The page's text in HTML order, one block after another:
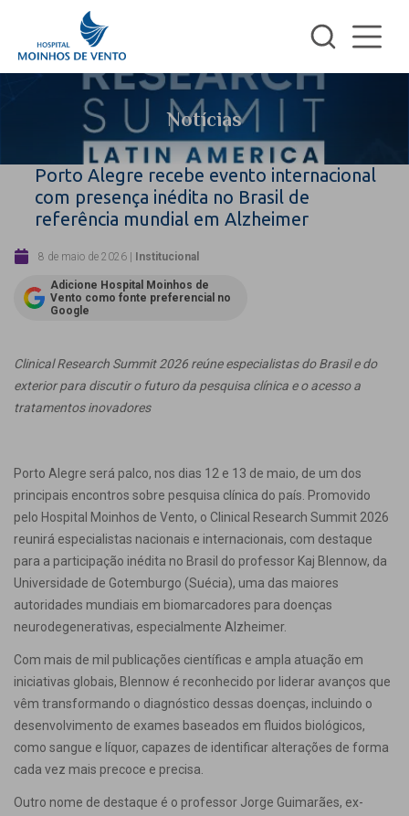
Notícias
Porto Alegre recebe evento internacional
com presença inédita no Brasil de
referência mundial em Alzheimer
8 de maio de 2026 | Institucional
Adicione Hospital Moinhos de
Vento como fonte preferencial no
Google
Clinical Research Summit 2026 reúne especialistas do Brasil e do
exterior para discutir o futuro da pesquisa clínica e o acesso a
tratamentos inovadores
Porto Alegre será palco, nos dias 12 e 13 de maio, de um dos
principais encontros sobre pesquisa clínica do país. Promovido
pelo Hospital Moinhos de Vento, o Clinical Research Summit 2026
reunirá especialistas nacionais e internacionais, com destaque
para a participação inédita no Brasil do professor Kaj Blennow, da
Universidade de Gotemburgo (Suécia), uma das maiores
autoridades mundiais em biomarcadores para doenças
neurodegenerativas, especialmente Alzheimer.
Com mais de mil publicações científicas e ampla atuação em
iniciativas globais, Blennow é reconhecido por liderar avanços que
vêm transformando o diagnóstico dessas doenças, incluindo o
desenvolvimento de exames baseados em fluidos biológicos,
como sangue e líquor, capazes de identificar alterações de forma
cada vez mais precoce e precisa.
Outro nome de destaque é o professor Jorge Guimarães, ex-